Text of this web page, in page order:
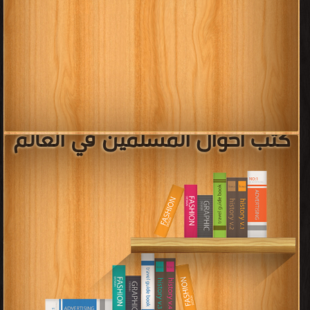
كتب أحوال المسلمين في العالم